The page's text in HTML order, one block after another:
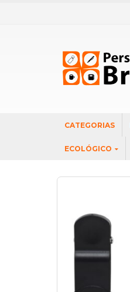
CATEGORIAS
ECOLÓGICO